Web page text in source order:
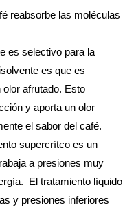
reabsorbe las moléculas
es selectivo para la
es que es
olor afrutado. Esto
y aporta un olor
el sabor del café.
supercrítco es un
a presiones muy
El tratamiento líquido
y presiones inferiores